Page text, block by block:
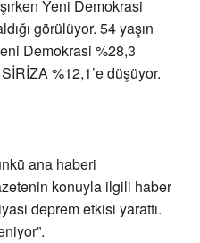
Yeni Demokrasi
görülüyor. 54 yaşın
Demokrasi %28,3
%12,1’e düşüyor.
ana haberi
konuyla ilgili haber
deprem etkisi yarattı.